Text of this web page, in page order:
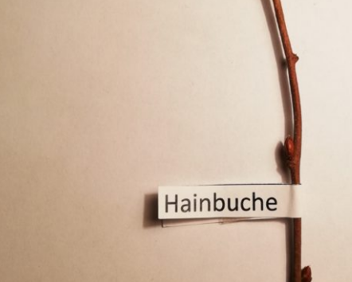
Nuss
Pappel
Platane
Robinie
Tanne
Ulme
Weide